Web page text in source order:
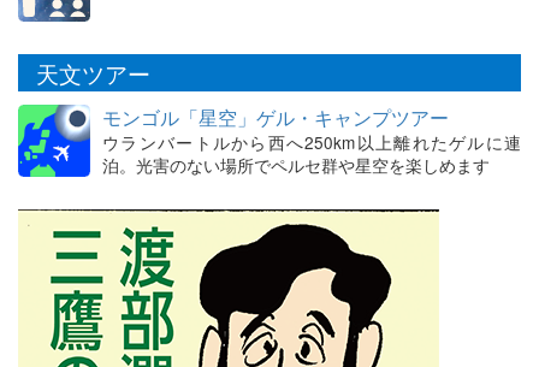
天文ツアー
モンゴル「星空」ゲル・キャンプツアー
ウランバートルから西へ250km以上離れたゲルに連
泊。光害のない場所でペルセ群や星空を楽しめます